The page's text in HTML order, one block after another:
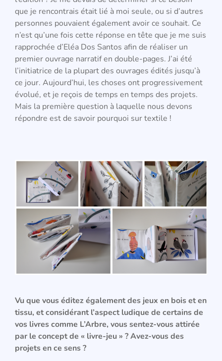
que je rencontrais était lié à moi seule, ou si d’autres
personnes pouvaient également avoir ce souhait. Ce
n’est qu’une fois cette réponse en tête que je me suis
rapprochée d’Eléa Dos Santos afin de réaliser un
premier ouvrage narratif en double-pages. J’ai été
l’initiatrice de la plupart des ouvrages édités jusqu’à
ce jour. Aujourd’hui, les choses ont progressivement
évolué, et je reçois de temps en temps des projets.
Mais la première question à laquelle nous devons
répondre est de savoir pourquoi sur textile !
Vu que vous éditez également des jeux en bois et en
tissu, et considérant l’aspect ludique de certains de
vos livres comme L’Arbre, vous sentez-vous attirée
par le concept de « livre-jeu » ? Avez-vous des
projets en ce sens ?